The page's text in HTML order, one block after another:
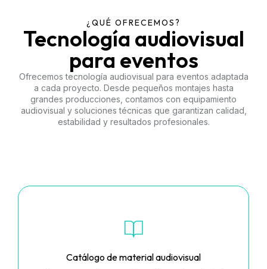
¿QUÉ OFRECEMOS?
Tecnología audiovisual
para eventos
Ofrecemos tecnología audiovisual para eventos adaptada
a cada proyecto. Desde pequeños montajes hasta
grandes producciones, contamos con equipamiento
audiovisual y soluciones técnicas que garantizan calidad,
estabilidad y resultados profesionales.
Catálogo de material audiovisual